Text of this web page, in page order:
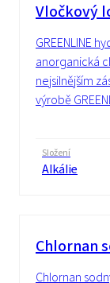
Vločkový
GREENLINE
anorganická
nejsilnějším
výrobě
Složení
Alkálie
Chlornan
Chlornan